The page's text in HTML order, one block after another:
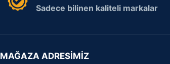
Sadece bilinen kaliteli markalar
MAĞAZA ADRESİMİZ